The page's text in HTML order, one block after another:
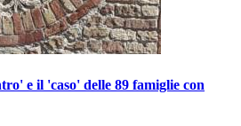
e il 'caso' delle 89 famiglie con